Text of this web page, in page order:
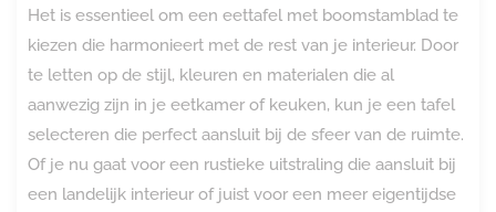
Het is essentieel om een eettafel met boomstamblad te
kiezen die harmonieert met de rest van je interieur. Door
te letten op de stijl, kleuren en materialen die al
aanwezig zijn in je eetkamer of keuken, kun je een tafel
selecteren die perfect aansluit bij de sfeer van de ruimte.
Of je nu gaat voor een rustieke uitstraling die aansluit bij
een landelijk interieur of juist voor een meer eigentijdse